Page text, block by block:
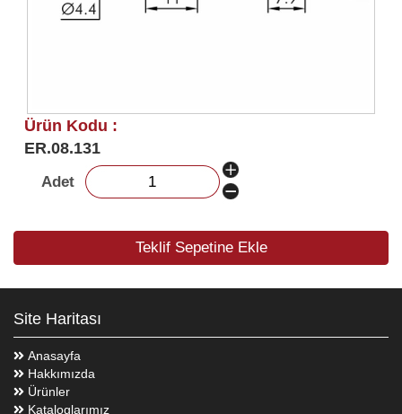
Ürün Kodu :
ER.08.131
Adet
Teklif Sepetine Ekle
Site Haritası
Anasayfa
Hakkımızda
Ürünler
Kataloglarımız